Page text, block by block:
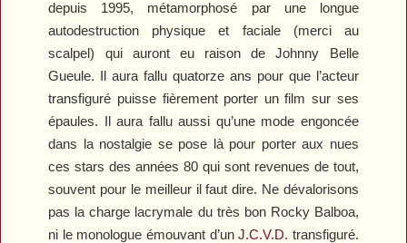
depuis 1995, métamorphosé par une longue
autodestruction physique et faciale (merci au
scalpel) qui auront eu raison deJohnny Belle
Gueule. Il aura fallu quatorze ans pour que l’acteur
transfiguré puisse fièrement porter un film sur ses
épaules. Il aura fallu aussi qu’une mode engoncée
dans la nostalgie se pose là pour porter aux nues
ces stars des années 80 qui sont revenues de tout,
souvent pour le meilleur il faut dire. Ne dévalorisons
pas la charge lacrymale du très bon Rocky Balboa,
ni le monologue émouvant d’unJ.C.V.D. transfiguré.